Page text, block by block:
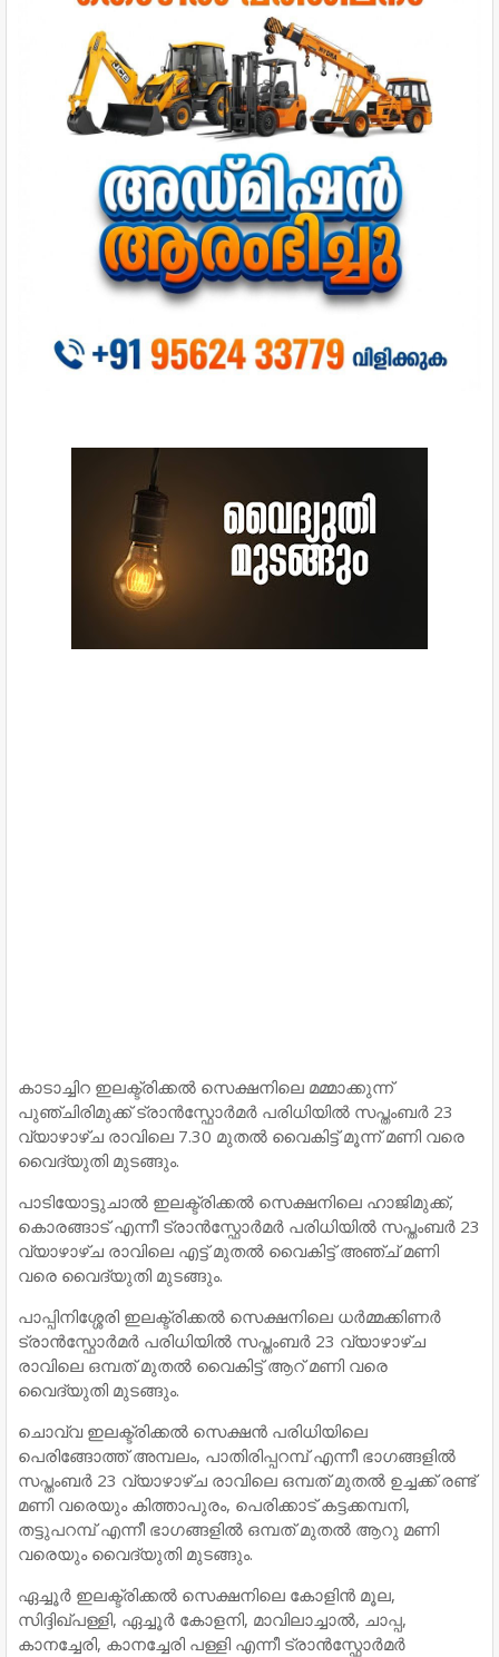
കാടാച്ചിറ ഇലക്ട്രിക്കല്‍ സെക്ഷനിലെ മമ്മാക്കുന്ന്
പുഞ്ചിരിമുക്ക് ട്രാന്‍സ്ഫോര്‍മര്‍ പരിധിയില്‍ സപ്തംബര്‍ 23
വ്യാഴാഴ്ച രാവിലെ 7.30 മുതല്‍ വൈകിട്ട് മൂന്ന് മണി വരെ
വൈദ്യുതി മുടങ്ങും.
പാടിയോട്ടുചാല്‍ ഇലക്ട്രിക്കല്‍ സെക്ഷനിലെ ഹാജിമുക്ക്,
കൊരങ്ങാട് എന്നീ ട്രാന്‍സ്ഫോര്‍മര്‍ പരിധിയില്‍ സപ്തംബര്‍ 23
വ്യാഴാഴ്ച രാവിലെ എട്ട് മുതല്‍ വൈകിട്ട് അഞ്ച് മണി
വരെ വൈദ്യുതി മുടങ്ങും.
പാപ്പിനിശ്ശേരി ഇലക്ട്രിക്കല്‍ സെക്ഷനിലെ ധര്‍മ്മക്കിണര്‍
ട്രാന്‍സ്ഫോര്‍മര്‍ പരിധിയില്‍ സപ്തംബര്‍ 23 വ്യാഴാഴ്ച
രാവിലെ ഒമ്പത് മുതല്‍ വൈകിട്ട് ആറ് മണി വരെ
വൈദ്യുതി മുടങ്ങും.
ചൊവ്വ ഇലക്ട്രിക്കല്‍ സെക്ഷന്‍ പരിധിയിലെ
പെരിങ്ങോത്ത് അമ്പലം, പാതിരിപ്പറമ്പ് എന്നീ ഭാഗങ്ങളില്‍
സപ്തംബര്‍ 23 വ്യാഴാഴ്ച രാവിലെ ഒമ്പത് മുതല്‍ ഉച്ചക്ക് രണ്ട്
മണി വരെയും കിത്താപുരം, പെരിക്കാട് കട്ടക്കമ്പനി,
തട്ടുപറമ്പ് എന്നീ ഭാഗങ്ങളില്‍ ഒമ്പത് മുതല്‍ ആറു മണി
വരെയും വൈദ്യുതി മുടങ്ങും.
ഏച്ചൂര്‍ ഇലക്ട്രിക്കല്‍ സെക്ഷനിലെ കോളിന്‍ മൂല,
സിദ്ദിഖ്പള്ളി, ഏച്ചൂര്‍ കോളനി, മാവിലാച്ചാല്‍, ചാപ്പ,
കാനച്ചേരി, കാനച്ചേരി പള്ളി എന്നീ ട്രാന്‍സ്ഫോര്‍മര്‍